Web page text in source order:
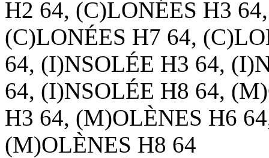
H2 64, (C)LONÉES H3
(C)LONÉES H7 64,
64, (I)NSOLÉE H3 64,
64, (I)NSOLÉE H8 64,
H3 64, (M)OLÈNES H6
(M)OLÈNES H8 64